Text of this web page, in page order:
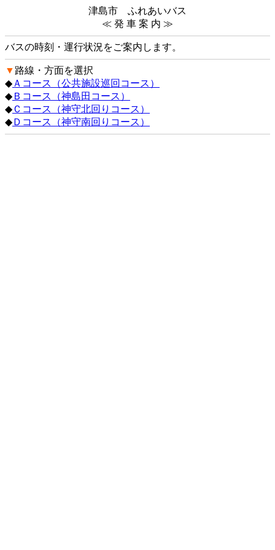
津島市 ふれあいバス
≪ 発 車 案 内 ≫
バスの時刻・運行状況をご案内します。
▼ 路線・方面を選択
◆ Ａコース（公共施設巡回コース）
◆ Ｂコース（神島田コース）
◆Ｃコース（神守北回りコース）
◆Ｄコース（神守南回りコース）